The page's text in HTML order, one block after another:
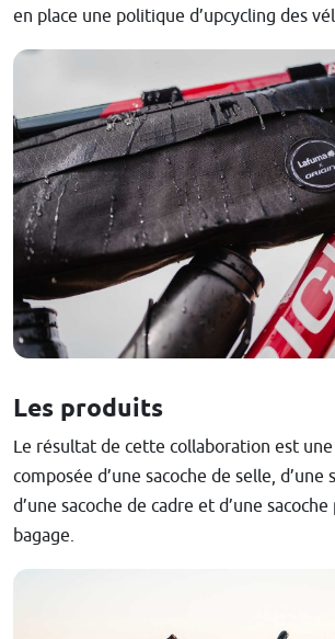
en place une politique d’upcycling des
Les produits
Le résultat de cette collaboration est une
composée d’une sacoche de selle, d’une
d’une sacoche de cadre et d’une
bagage.